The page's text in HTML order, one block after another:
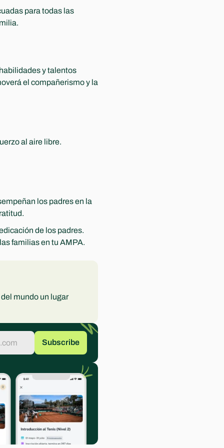
para todas las
y talentos
el compañerismo y la
al aire libre.
los padres en la
de los padres.
familias en tu AMPA.
mundo un lugar